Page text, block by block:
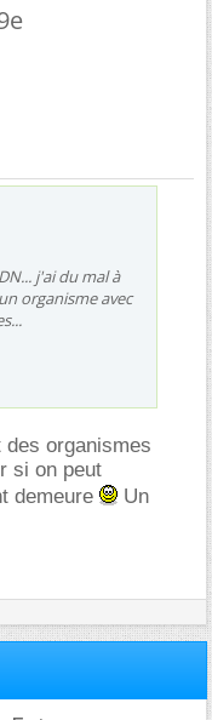
j'ai du mal à
organisme avec
des organismes
si on peut
demeure
Un